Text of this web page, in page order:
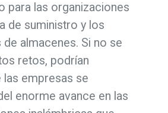
para las organizaciones
de suministro y los
almacenes. Si no se
retos, podrían
las empresas se
enorme avance en las